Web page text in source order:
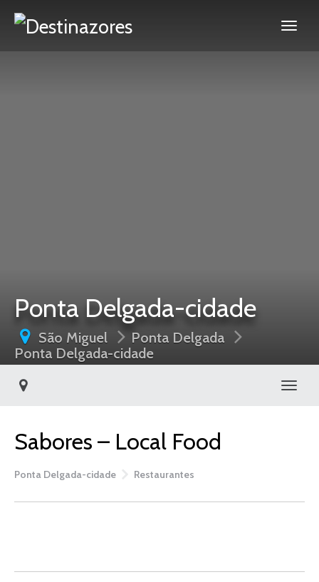
Ponta Delgada-cidade
São Miguel
Ponta Delgada
Ponta Delgada-cidade
Sabores – Local Food
Ponta Delgada-cidade Restaurantes